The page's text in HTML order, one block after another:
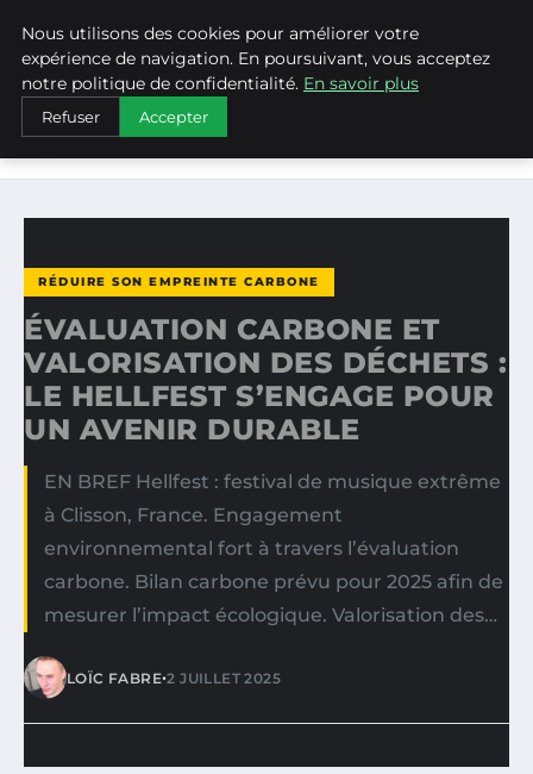
WEARECLIMATECONTROL
ACCUEIL
RÉDUIRE SON EMPREINTE CARBONE
ÉVALUATION CARBONE ET VALORISATION DES DÉCHETS :
RÉDUIRE SON EMPREINTE CARBONE
ÉVALUATION CARBONE ET
VALORISATION DES DÉCHETS :
LE HELLFEST S’ENGAGE POUR
UN AVENIR DURABLE
EN BREF Hellfest : festival de musique extrême
à Clisson, France. Engagement
environnemental fort à travers l’évaluation
carbone. Bilan carbone prévu pour 2025 afin de
mesurer l’impact écologique. Valorisation des…
LOÏC FABRE•2 JUILLET 2025
Nous utilisons des cookies pour améliorer votre
expérience de navigation. En poursuivant, vous acceptez
notre politique de confidentialité. En savoir plus
Refuser Accepter